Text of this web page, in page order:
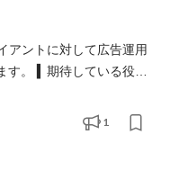
ントに対して広告運用
る役割
案〜実行・改善を主導す
プロセスの最適化を通じ
1